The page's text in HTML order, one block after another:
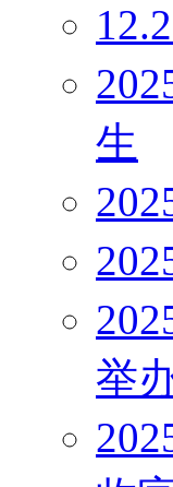
生
举